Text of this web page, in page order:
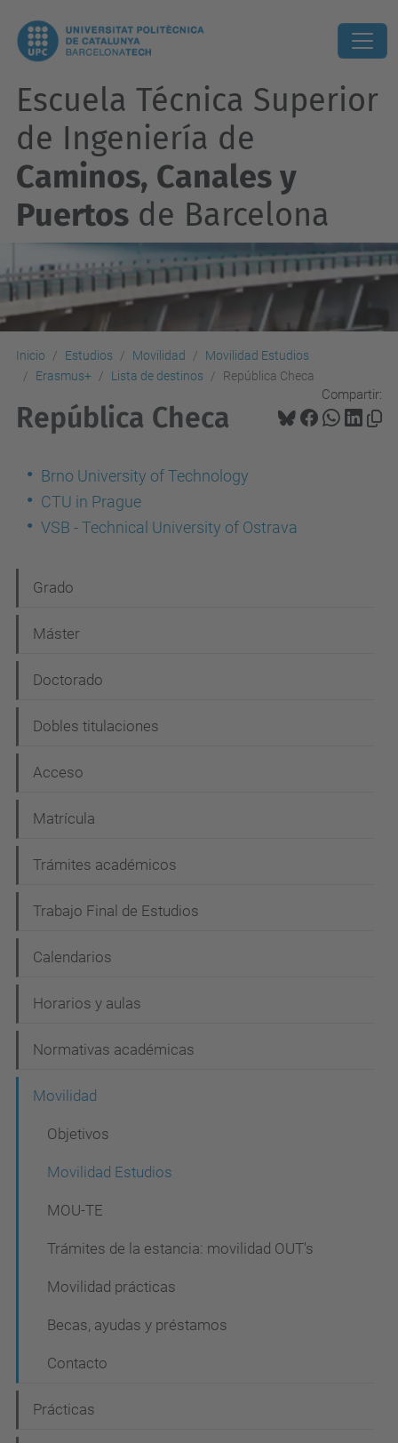
Escuela Técnica Superior
de Ingeniería de
Caminos, Canales y
Puertos de Barcelona
Inicio Estudios Movilidad
Movilidad Estudios
Erasmus+
Lista de destinos República Checa
Compartir:
República Checa
Brno University of Technology
CTU in Prague
VSB - Technical University of Ostrava
a
v
g
a
i
ó
Grado
Máster
Doctorado
Dobles titulaciones
Acceso
Matrícula
Trámites académicos
Trabajo Final de Estudios
Calendarios
Horarios y aulas
Normativas académicas
Movilidad
Objetivos
Movilidad Estudios
MOU-TE
Trámites de la estancia: movilidad OUT's
Movilidad prácticas
Becas, ayudas y préstamos
Contacto
Prácticas